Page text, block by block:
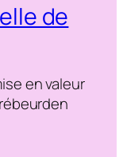
de
en valeur